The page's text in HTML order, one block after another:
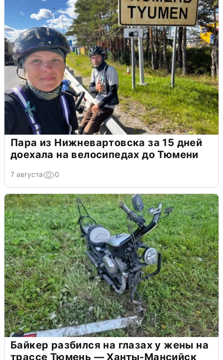
Пара из Нижневартовска за 15 дней
доехала на велосипедах до Тюмени
7 августа 0
Байкер разбился на глазах у жены на
трассе Тюмень — Ханты-Мансийск